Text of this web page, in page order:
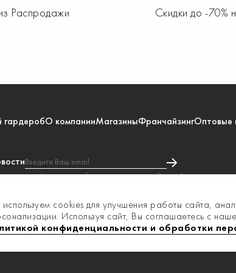
Распродажи Скидки до -70%
гардеробО компанииМагазиныФранчайзингОптовые
Введите Ваш email
информации и/или рекламных сообщений в
cookies для улучшения работы сайта,
Используя сайт, Вы соглашаетесь с
конфиденциальности и обработки